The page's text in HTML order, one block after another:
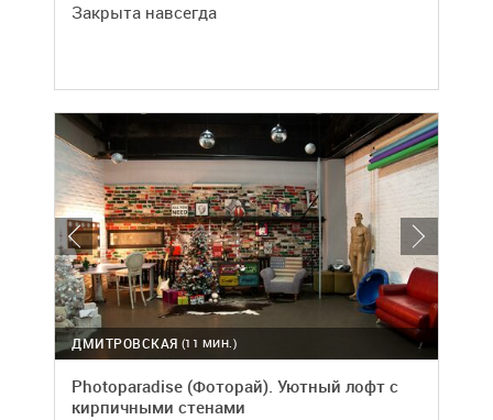
Закрыта навсегда
(11 МИН.)
ДМИТРОВСКАЯ
Photoparadise (Фоторай). Уютный лофт с
кирпичными стенами